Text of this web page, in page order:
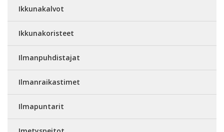
Ikkunakalvot
Ikkunakoristeet
Ilmanpuhdistajat
Ilmanraikastimet
Ilmapuntarit